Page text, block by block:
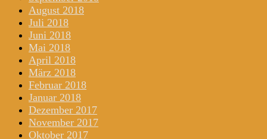
August 2018
Juli 2018
Juni 2018
Mai 2018
April 2018
März 2018
Februar 2018
Januar 2018
Dezember 2017
November 2017
Oktober 2017